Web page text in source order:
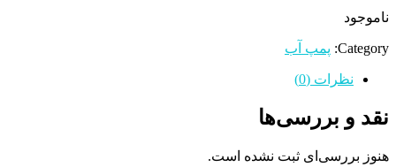
ناموجود
Category: پمپ آب
نظرات (0)
نقد و بررسی‌ها
هنوز بررسی‌ای ثبت نشده است.